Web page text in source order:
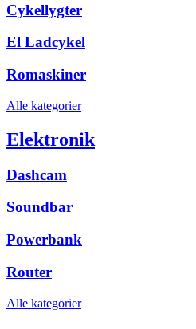
Cykellygter
El Ladcykel
Romaskiner
Alle kategorier
Elektronik
Dashcam
Soundbar
Powerbank
Router
Alle kategorier